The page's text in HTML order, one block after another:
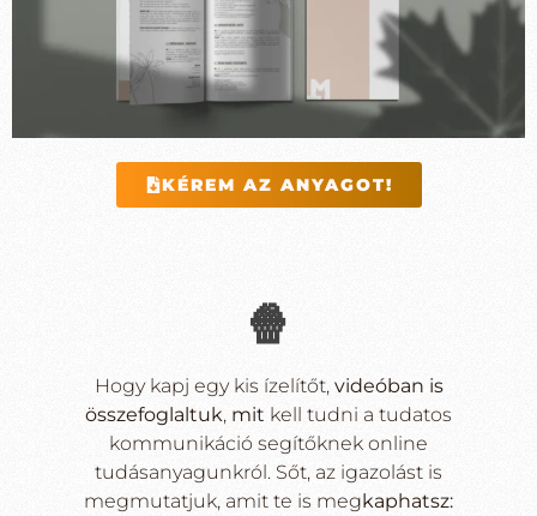
KÉREM AZ ANYAGOT!
🍿
Hogy kapj egy kis ízelítőt, videóban is
összefoglaltuk, mit kell tudni a tudatos
kommunikáció segítőknek online
tudásanyagunkról. Sőt, az igazolást is
megmutatjuk, amit te is megkaphatsz: